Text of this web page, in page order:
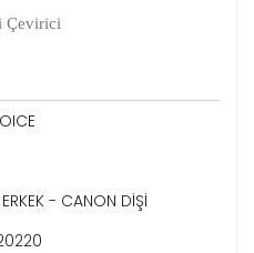
Çevirici
- CANON DİŞİ